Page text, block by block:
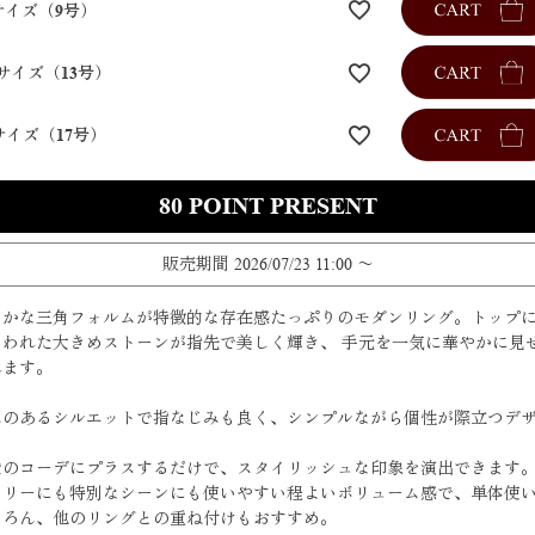
ズ（9号）
イズ（13号）
ズ（17号）
80
販売期間 2026/07/23 11:00 〜
な三角フォルムが特徴的な存在感たっぷりのモダンリング。トップ
れた大きめストーンが指先で美しく輝き、 手元を一気に華やかに見
す。
あるシルエットで指なじみも良く、シンプルながら個性が際立つデ
コーデにプラスするだけで、スタイリッシュな印象を演出できます。
ーにも特別なシーンにも使いやすい程よいボリューム感で、単体使
ん、他のリングとの重ね付けもおすすめ。